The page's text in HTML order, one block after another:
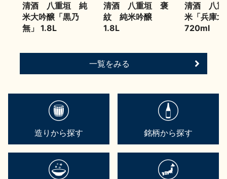
清酒 八重垣 純
米大吟醸「黒乃
無」 1.8L
清酒 八重垣 褒
紋 純米吟醸
1.8L
清酒 八
米「兵庫北
720ml
一覧をみる
造りから探す 銘柄から探す